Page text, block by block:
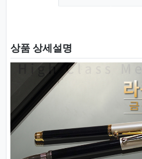
상품 상세설명